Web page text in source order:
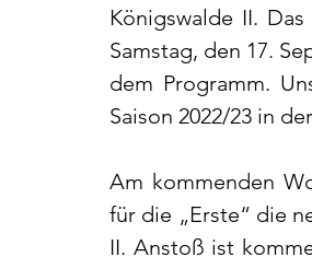
Königswalde II.
Samstag, den 17.
dem Programm.
Saison 2022/23 in
Am kommenden
für die „Erste“ die
II. Anstoß ist